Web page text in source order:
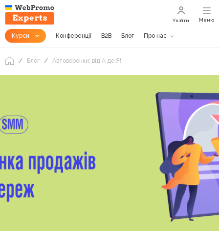
Курси Конференції B2B Блог Про нас
Увійти Меню
Блог Автоворонки: від А до Я!